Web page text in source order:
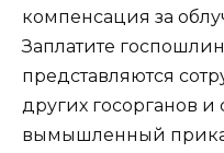
компенсация за
Заплатите
представляются
других госорганов
вымышленный